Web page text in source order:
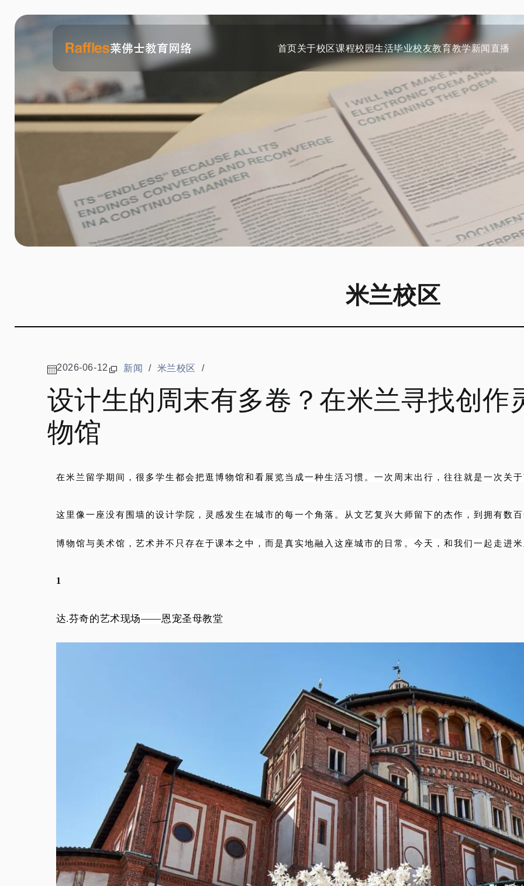
首页关于校区课程校园生活毕业校友教育教学新闻直播
米兰校区
2026-06-12 新闻 / 米兰校区 /
设计生的周末有多卷？在米兰寻找创作
物馆
在米兰留学期间，很多学生都会把逛博物馆和看展览当成一种生活习惯。一次周末出行，往往就是一次关
这里像一座没有围墙的设计学院，灵感发生在城市的每一个角落。从文艺复兴大师留下的杰作，到拥有数
博物馆与美术馆，艺术并不只存在于课本之中，而是真实地融入这座城市的日常。今天，和我们一起走进
1
达.芬奇的艺术现场——恩宠圣母教堂